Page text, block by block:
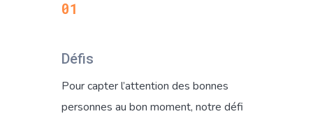
01
Défis
Pour capter l’attention des bonnes
personnes au bon moment, notre défi